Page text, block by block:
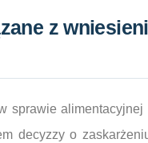
z
sprawie
decyzzy o